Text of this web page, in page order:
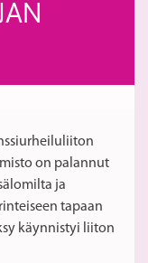
on palannut
ja
tapaan
käynnistyi liiton